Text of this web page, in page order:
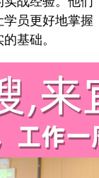
员更好地掌握
基础。